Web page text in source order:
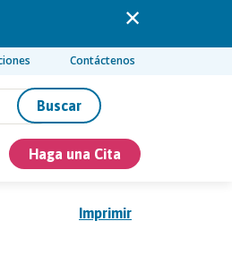
Contáctenos
Buscar
Haga una Cita
Imprimir